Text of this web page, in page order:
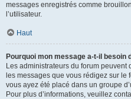
messages enregistrés comme
l’utilisateur.
Haut
Pourquoi mon message a-t-il besoin
Les administrateurs du forum
les messages que vous rédigez sur
vous ayez été placé dans un groupe
Pour plus d’informations, veuillez